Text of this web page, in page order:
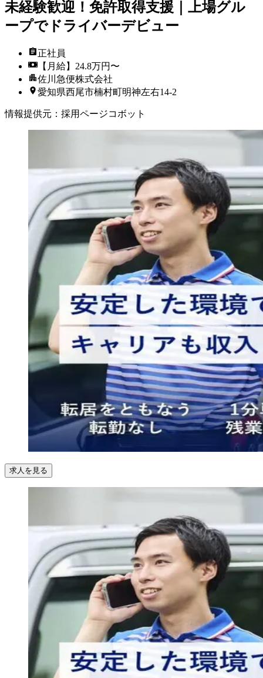
未経験歓迎！免許取得支援｜上場グル
ープでドライバーデビュー
正社員
【月給】24.8万円〜
佐川急便株式会社
愛知県西尾市楠村町明神左右14-2
情報提供元 ： 採用ページコボット
求人を見る